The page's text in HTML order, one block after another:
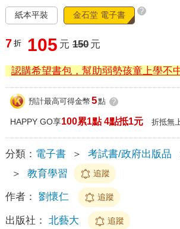
紙本平裝 金石堂 電子書 ?
7 折 105 元 150 元
認購希望書包，幫助弱勢孩童上學不
預計最高可得金幣 5點 ?
HAPPY GO享100累1點 4點抵1元 折抵無
分類： 電子書 ＞ 考試書/政府出版品
＞
教育學習 追蹤
作者： 劉懷仁 追蹤
出版社： 北藝大 追蹤